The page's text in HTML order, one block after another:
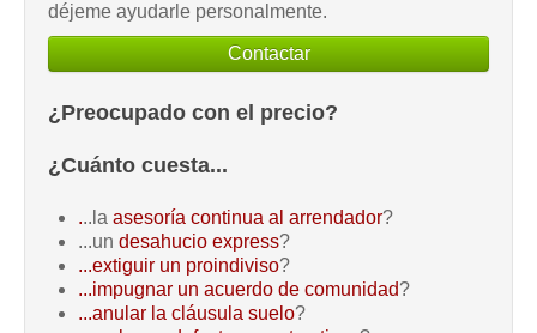
déjeme ayudarle personalmente.
Contactar
¿Preocupado con el precio?
¿Cuánto cuesta...
...la asesoría continua al arrendador?
...un desahucio express?
...extiguir un proindiviso?
...impugnar un acuerdo de comunidad?
...anular la cláusula suelo?